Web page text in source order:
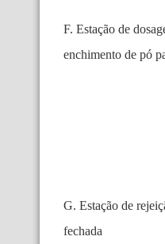
F. Estação de
enchimento de pó
G. Estação de
fechada